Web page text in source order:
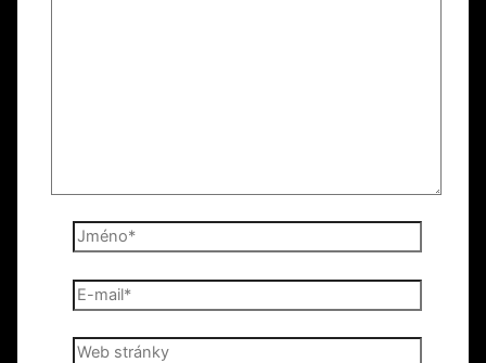
Jméno*
E-
mail*
Web